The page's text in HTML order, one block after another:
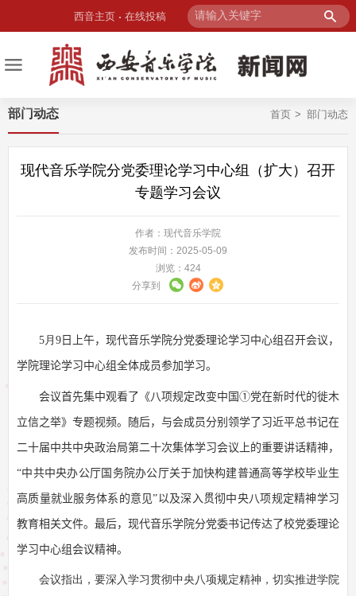
西音主页 在线投稿
首页 部门动态
部门动态
现代音乐学院分党委理论学习中心组（扩大）召开
专题学习会议
作者：现代音乐学院
发布时间：2025-05-09
浏览： 424
分享到
5月 9 日上午，现代音乐学院分党委理论学习中心组召开会议 ，
学院理论学习中心组全体成员参加学习。
会议首先集中观看了《八项规定改变中国①党在新时代的徙木
立信之举》专题视频。随后，与会成员分别领学了习近平总书记在
二十届中共中央政治局第二十次集体学习会议上的重要讲话精神，
“中共中央办公厅国务院办公厅关于加快构建普通高等学校毕业生
高质量就业服务体系的意见”以及深入贯彻中央八项规定精神学习
教育相关文件。最后，现代音乐学院分党委书记传达了校党委理论
学习中心组会议精神。
会议指出，要深入学习贯彻中央八项规定精神，切实推进学院